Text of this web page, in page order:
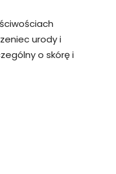
urody i
o skórę i